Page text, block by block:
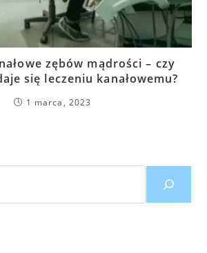
zębów mądrości – czy
się leczeniu kanałowemu?
1 marca, 2023